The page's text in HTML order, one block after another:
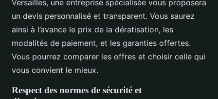
Versailles, une entreprise spécialisée vous proposera
un devis personnalisé et transparent. Vous saurez
ainsi à l’avance le prix de la dératisation, les
modalités de paiement, et les garanties offertes.
Vous pourrez comparer les offres et choisir celle qui
vous convient le mieux.
Respect des normes de sécurité et